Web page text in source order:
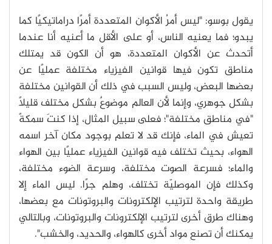
يقول بوسو: "ليس أمرُ الأكوان المتعددة أمرًا دراماتيكيًا كما
يبدو؛ فما يعنيه الناس، أو على الأقل ما أعنيه أنا عندما
أتحدث عن الأكوان المتعددة، هو أن الكون قد يمتلك
مناطق تكون فيها قوانين الفيزياء مختلفة عمليًا عن
بعضها البعض، وليس السبب في ذلك أن القوانين مختلفة
بشكل جوهري، وإنما ﻷن العالم موضوعٌ بشكل مختلف قليلًا
"في مناطق مختلفة"؛ فعلى سبيل المثال، إذا كنتَ سمكةً
تعيش في الماء، فإنك قد لا تعلم بوجود مكان آخر اسمه
الهواء، بحيث تختلف فيه قوانين الفيزياء عمليًا بين الهواء
والماء؛ فسرعة الصوت مختلفة، وسرعة الضوء مختلفة،
وكذلك فإن الموصليّة تختلف، وهلم جرًا. ليس الماء إلا
طريقة واحدة لترتيب الإلكترونات والبروتونات مع بعضها،
وهناك طرق أخرى لترتيب الإلكترونات والبروتونات، وبالتالي
يمكنك أن تصنع مواد أخرى كالهواء، والحديد، والخشب".